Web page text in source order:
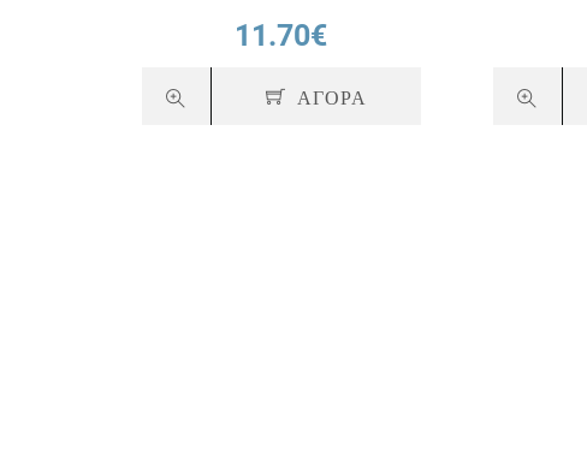
11.70€
ΑΓΟΡΑ